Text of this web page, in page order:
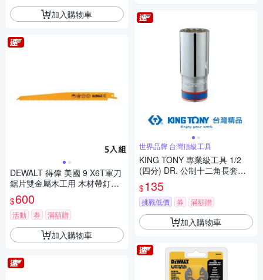
加入購物車
DEWALT 得偉 美國 9 X6T軍刀
鋸片雙金屬木工用 木材帶釘及
PVC快速切割(五片裝) (DT2349
-QZ)
$600
活動 券 滿額贈
加入購物車
世界品牌 台灣頂級工具
KING TONY 專業級工具 1/2
(四分) DR. 公制十二角長套筒
(8mm/9mm/10mm/11mm/12m
m/13mm/14mm) (4230M)
$135
挑戰低價 券 滿額贈
加入購物車